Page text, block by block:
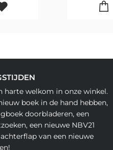
harte welkom in onze winkel.
boek in de hand hebben,
doorbladeren, een
een nieuwe NBV21
van een nieuwe